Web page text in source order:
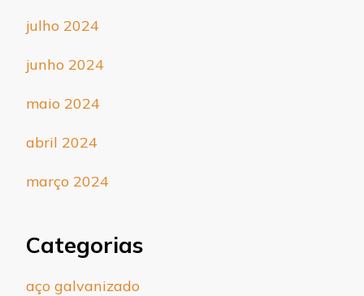
julho 2024
junho 2024
maio 2024
abril 2024
março 2024
Categorias
aço galvanizado